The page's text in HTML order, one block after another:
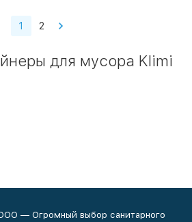
1 2
для мусора Klimi
— Огромный выбор санитарного